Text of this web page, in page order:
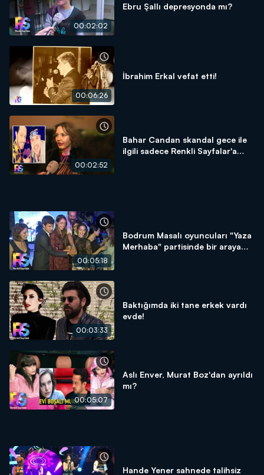
00:02:02
Ebru Şallı depresyonda mı?
00:06:26
İbrahim Erkal vefat etti!
00:02:52
Bahar Candan skandal gece ile
ilgili sadece Renkli Sayfalar'a
00:05:18
Bodrum Masalı oyuncuları "Yaza
Merhaba" partisinde bir araya
00:03:33
Baktığımda iki tane erkek vardı
evde!
00:05:07
Aslı Enver, Murat Boz'dan ayrıldı
mı?
Hande Yener sahnede talihsiz